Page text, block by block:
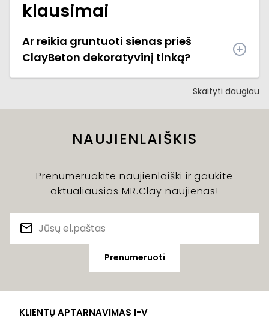
klausimai
Ar reikia gruntuoti sienas prieš
ClayBeton dekoratyvinį tinką?
Skaityti daugiau
NAUJIENLAIŠKIS
Prenumeruokite naujienlaiški ir gaukite
aktualiausias MR.Clay naujienas!
Prenumeruoti
KLIENTŲ APTARNAVIMAS I-V